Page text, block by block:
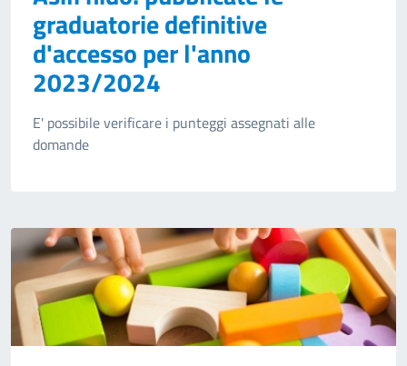
graduatorie definitive
d'accesso per l'anno
2023/2024
E' possibile verificare i punteggi assegnati alle
domande